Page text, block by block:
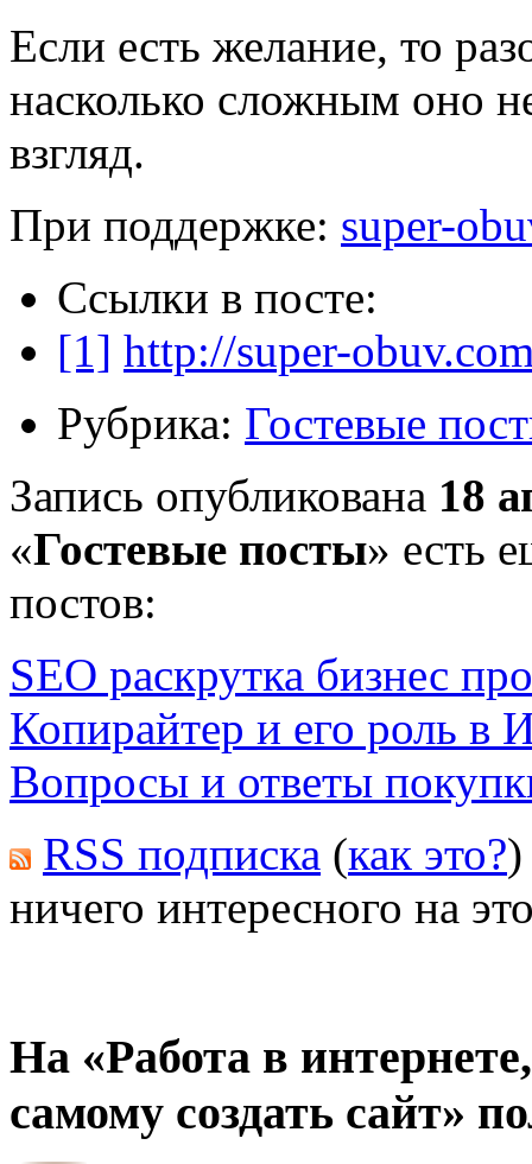
Если есть желание, то
насколько сложным оно
взгляд.
При поддержке: super-
Ссылки в посте:
[1] http://super-
Рубрика: Гостевые
Запись опубликована 18
«Гостевые посты» есть
постов:
SEO раскрутка бизнес
Копирайтер и его роль в
Вопросы и ответы
RSS подписка (как это?)
ничего интересного на
На «Работа в
самому создать сайт»